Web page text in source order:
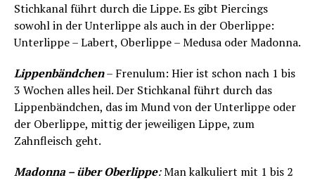
Stichkanal führt durch die Lippe. Es gibt Piercings
sowohl in der Unterlippe als auch in der Oberlippe:
Unterlippe – Labert, Oberlippe – Medusa oder Madonna.
Lippenbändchen– Frenulum: Hier ist schon nach 1 bis
3 Wochen alles heil. Der Stichkanal führt durch das
Lippenbändchen, das im Mund von der Unterlippe oder
der Oberlippe, mittig der jeweiligen Lippe, zum
Zahnfleisch geht.
Madonna – über Oberlippe:Man kalkuliert mit 1 bis 2